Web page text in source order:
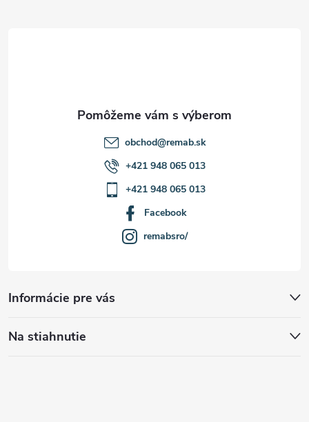
Informácie pre vás
Na stiahnutie
obchod@remab.sk
+421 948 065 013
+421 948 065 013
Facebook
remabsro/